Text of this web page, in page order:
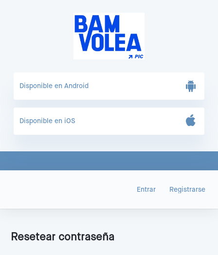
Disponible en Android
Disponible en iOS
Entrar Registrarse
Resetear contraseña